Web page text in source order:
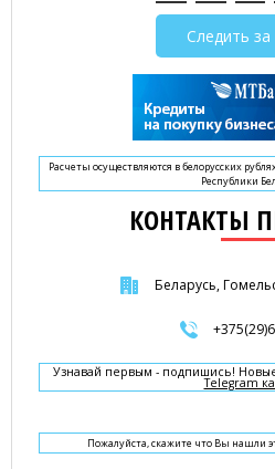
Следить
Расчеты осуществляются в белорусских
Республики
КОНТАКТЫ
Беларусь,
Узнавай первым - подпишись!
Telegram
Пожалуйста, скажите что Вы нашли